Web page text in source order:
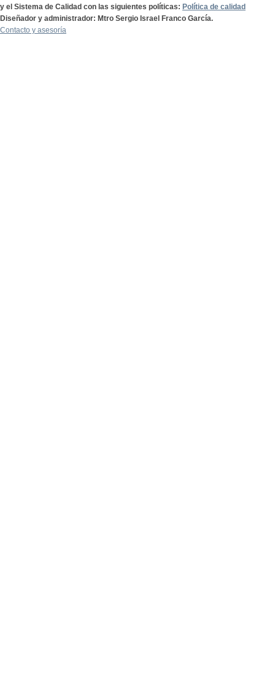
y el Sistema de Calidad con las siguientes políticas: Política de calidad
Diseñador y administrador: Mtro Sergio Israel Franco García.
Contacto y asesoría